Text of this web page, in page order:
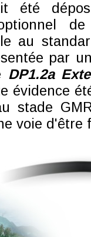
été
au
par
DP1.2a
évidence
stade
voie d'être